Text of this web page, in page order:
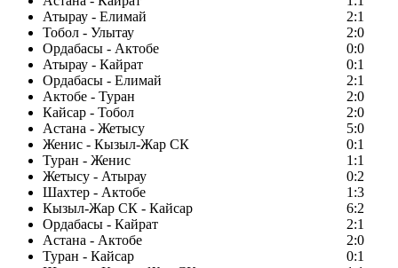
Атырау - Елимай
2:1
Тобол - Улытау
2:0
Ордабасы - Актобе
0:0
Атырау - Кайрат
0:1
Ордабасы - Елимай
2:1
Актобе - Туран
2:0
Кайсар - Тобол
2:0
Астана - Жетысу
5:0
Женис - Кызыл-Жар СК
0:1
Туран - Женис
1:1
Жетысу - Атырау
0:2
Шахтер - Актобе
1:3
Кызыл-Жар СК - Кайсар
6:2
Ордабасы - Кайрат
2:1
Астана - Актобе
2:0
Туран - Кайсар
0:1